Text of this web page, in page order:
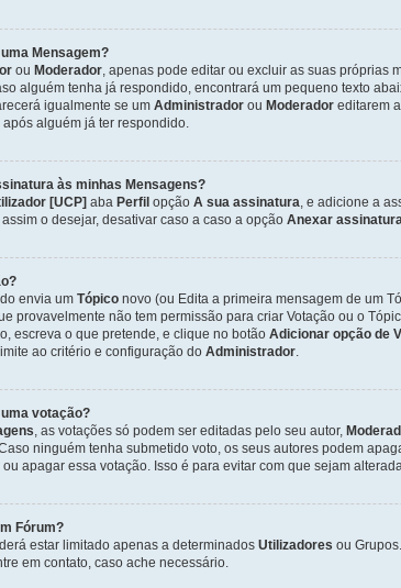
Mensagem?
ou Moderador, apenas pode editar ou excluir as suas próprias
alguém tenha já respondido, encontrará um pequeno texto
igualmente se um Administrador ou Moderador editarem
alguém já ter respondido.
às minhas Mensagens?
[UCP] aba Perfil opção A sua assinatura, e adicione a
o desejar, desativar caso a caso a opção Anexar
envia um Tópico novo (ou Edita a primeira mensagem de um
provavelmente não tem permissão para criar Votação ou o
escreva o que pretende, e clique no botão Adicionar opção de
ao critério e configuração do Administrador.
votação?
, as votações só podem ser editadas pelo seu autor,
ninguém tenha submetido voto, os seus autores podem
apagar essa votação. Isso é para evitar com que sejam
Fórum?
estar limitado apenas a determinados Utilizadores ou
em contato, caso ache necessário.